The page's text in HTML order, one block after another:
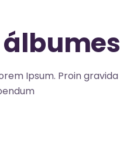
Ipsum. Proin gravida